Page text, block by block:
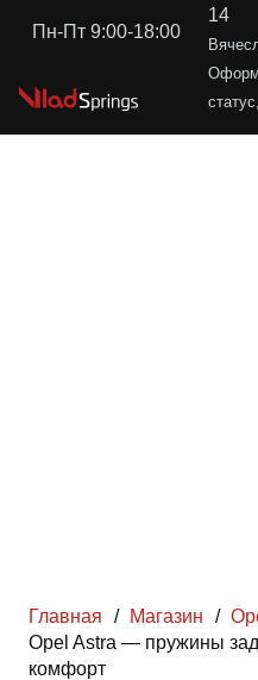
Пн-Пт 9:00-18:00
14
Главная / Магазин /
Opel Astra — пружины
комфорт